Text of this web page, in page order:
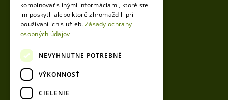
Igor Mikula
CEO
+421 904 536 141
info@vesto.sk
kombinovať s inými informáciami, ktoré ste
im poskytli alebo ktoré zhromaždili pri
používaní ich služieb. Zásady ochrany
osobných údajov
NEVYHNUTNE POTREBNÉ
VÝKONNOSŤ
CIELENIE